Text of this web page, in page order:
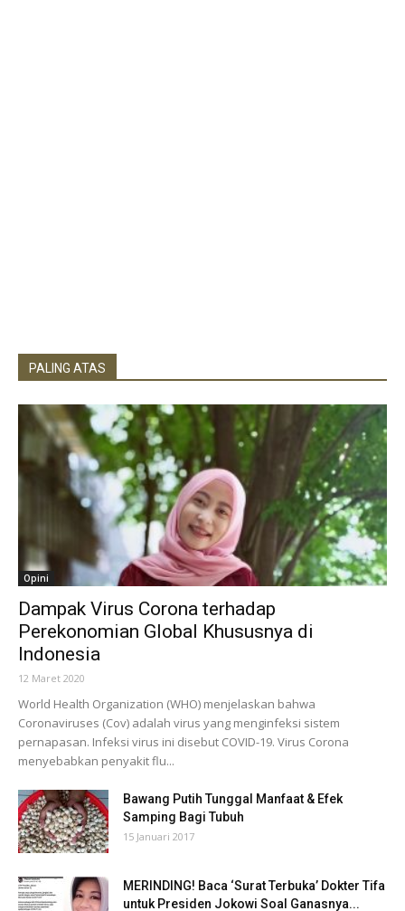
PALING ATAS
Opini
Dampak Virus Corona terhadap
Perekonomian Global Khususnya di
Indonesia
12 Maret 2020
World Health Organization (WHO) menjelaskan bahwa
Coronaviruses (Cov) adalah virus yang menginfeksi sistem
pernapasan. Infeksi virus ini disebut COVID-19. Virus Corona
menyebabkan penyakit flu...
Bawang Putih Tunggal Manfaat & Efek
Samping Bagi Tubuh
15 Januari 2017
MERINDING! Baca ‘Surat Terbuka’ Dokter Tifa
untuk Presiden Jokowi Soal Ganasnya...